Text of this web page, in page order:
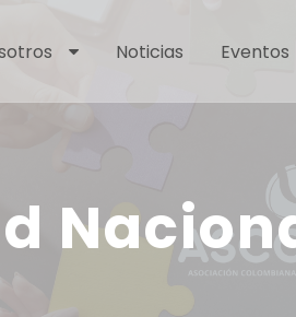
Noticias Eventos